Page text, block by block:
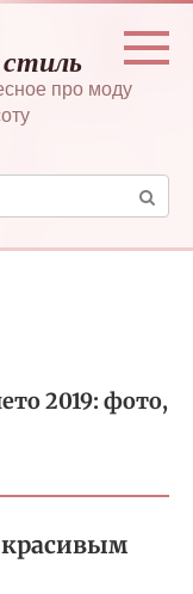
про моду
2019: фото,